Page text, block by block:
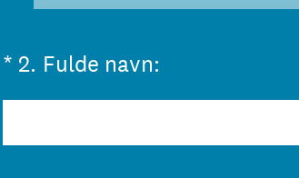
* 2. Fulde navn:
(påkrævet)